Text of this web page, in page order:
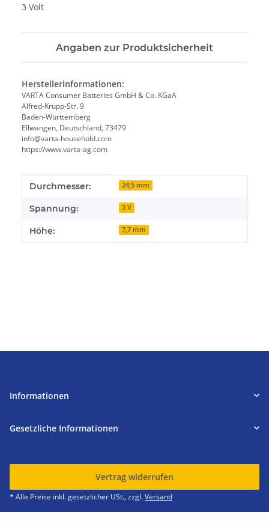
3 Volt
Angaben zur Produktsicherheit
Herstellerinformationen:
VARTA Consumer Batteries GmbH & Co. KGaA
Alfred-Krupp-Str. 9
Baden-Württemberg
Ellwangen, Deutschland, 73479
info@varta-household.com
https://www.varta-ag.com
Produkteigenschaft
Wert
Durchmesser: 24,5 mm
Spannung: 3 V
Höhe: 7,7 mm
Informationen
Gesetzliche Informationen
Vertrag widerrufen
* Alle Preise inkl. gesetzlicher USt., zzgl.Versand